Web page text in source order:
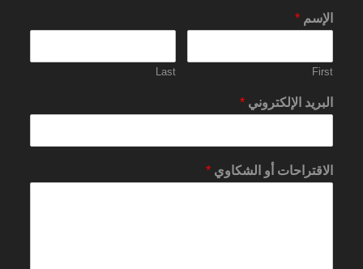
الإسم*
First
Last
البريد الإلكتروني*
الاقتراحات أو الشكاوي*